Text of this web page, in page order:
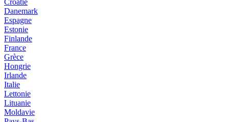
Danemark
Espagne
Estonie
Finlande
France
Grèce
Hongrie
Irlande
Italie
Lettonie
Lituanie
Moldavie